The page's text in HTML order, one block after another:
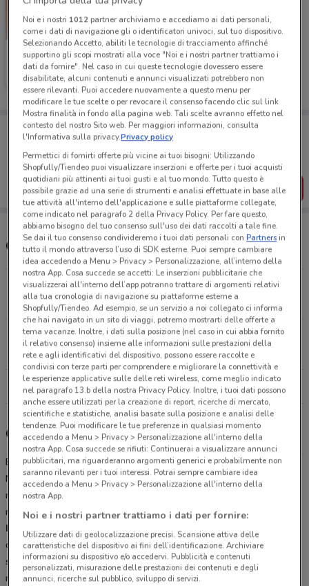
Expert
Scade il 19/08 3.5 km
Porta DoveConviene sempre con te!
Puoi trovare le migliori offerte dei negozi vicino a te,
salvarle e creare la tua lista del risparmio, comodamente
dal tuo cellulare.
SCARICA L’APP
Orari e Negozi Expert
Via Pietro Nenni, 1 Genzano Di Roma
3.5 km
CHIUSO
Via Sciadonna, 3/5 Frascati
9.5 km
CHIUSO
Tutti i negozi Expert
Gli sconti del nuovo volantino Expert e i negozi
Expert è presente in vari punti della città: lo trovi in Via Pietro
Nenni 1 Genzano Di Roma, Via Sciadonna 3/5 Frascati. Tutti i
negozi sono aperti tutti i giorni dal Lunedì alla Sabato e offrono i
migliori prodotti per la tua spesa.
Expertè una delle catene leader dell’elettronica di consumo e
della distribuzione organizzata di prodotti di informatica in Italia. La
sua rete capillare di punti vendita è distribuita su tutto il territorio
nazionale, conta un team di oltre 2000 esperti al tuo servizio.
Noi e i nostri 1012partner archiviamo e accediamo ai dati personali,
come i dati di navigazione gli o identificatori univoci, sul tuo dispositivo.
Selezionando Accetto, abiliti le tecnologie di tracciamento affinché
supportino gli scopi mostrati alla voce "Noi e i nostri partner trattiamo i
dati da fornire". Nel caso in cui queste tecnologie dovessero essere
disabilitate, alcuni contenuti e annunci visualizzati potrebbero non
essere rilevanti. Puoi accedere nuovamente a questo menu per
modificare le tue scelte o per revocare il consenso facendo clic sul link
Mostra finalità in fondo alla pagina web. Tali scelte avranno effetto nel
contesto del nostro Sito web. Per maggiori informazioni, consulta
l'Informativa sulla privacy.Privacy policy
Permettici di fornirti offerte più vicine ai tuoi bisogni: Utilizzando
Shopfully/Tiendeo puoi visualizzare inserzioni e offerte per i tuoi acquisti
quotidiani più attinenti ai tuoi gusti e al tuo mondo. Tutto questo è
possibile grazie ad una serie di strumenti e analisi effettuate in base alle
tue attività all'interno dell'applicazione e sulle piattaforme collegate,
come indicato nel paragrafo 2 della Privacy Policy. Per fare questo,
abbiamo bisogno del tuo consenso sull'uso dei dati raccolti a tale fine.
Se dai il tuo consenso condivideremo i tuoi dati personali conPartnersin
tutto il mondo attraverso l’uso di SDK esterne. Puoi sempre cambiare
idea accedendo a Menu > Privacy > Personalizzazione, all’interno della
nostra App. Cosa succede se accetti: Le inserzioni pubblicitarie che
visualizzerai all'interno dell’app potranno trattare di argomenti relativi
alla tua cronologia di navigazione su piattaforme esterne a
Shopfully/Tiendeo. Ad esempio, se un servizio a noi collegato ci informa
che hai navigato in un sito di viaggi, potremo mostrarti delle offerte a
tema vacanze. Inoltre, i dati sulla posizione (nel caso in cui abbia fornito
il relativo consenso) insieme alle informazioni sulle prestazioni della
rete e agli identificativi del dispositivo, possono essere raccolte e
condivisi con terze parti per comprendere e migliorare la connettività e
le esperienze applicative sulle delle reti wireless, come meglio indicato
nel paragrafo 13.b della nostra Privacy Policy. Inoltre, i tuoi dati possono
anche essere utilizzati per la creazione di report, ricerche di mercato,
scientifiche e statistiche, analisi basate sulla posizione e analisi delle
tendenze. Puoi modificare le tue preferenze in qualsiasi momento
accedendo a Menu > Privacy > Personalizzazione all'interno della
nostra App. Cosa succede se rifiuti: Continuerai a visualizzare annunci
pubblicitari, ma riguarderanno argomenti generici e probabilmente non
saranno rilevanti per i tuoi interessi. Potrai sempre cambiare idea
accedendo a Menu > Privacy > Personalizzazione all'interno della
nostra App.
Noi e i nostri partner trattiamo i dati per fornire:
Utilizzare dati di geolocalizzazione precisi. Scansione attiva delle
caratteristiche del dispositivo ai fini dell’identificazione. Archiviare
informazioni su dispositivo e/o accedervi. Pubblicità e contenuti
personalizzati, misurazione delle prestazioni dei contenuti e degli
annunci, ricerche sul pubblico, sviluppo di servizi.